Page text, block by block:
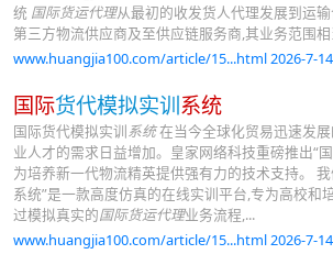
统 国际货运代理从最初的收发货人代理发展到运
第三方物流供应商及至供应链服务商,其业务范围相
www.huangjia100.com/article/15...html 2026-7-14
国际货代模拟实训系统
国际货代模拟实训系统在当今全球化贸易迅速发
业人才的需求日益增加。皇家网络科技重磅推出“
为培养新一代物流精英提供强有力的技术支持。
系统”是一款高度仿真的在线实训平台,专为高校和
过模拟真实的国际货运代理业务流程,...
www.huangjia100.com/article/15...html 2026-7-14